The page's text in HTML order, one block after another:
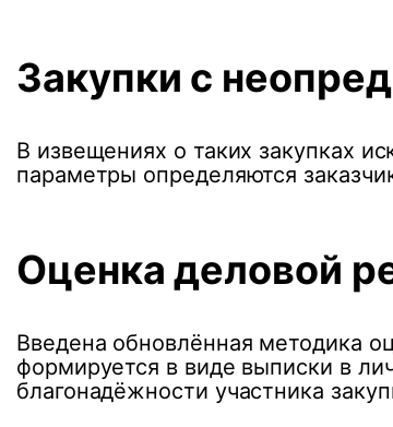
Закупки с
В извещениях о таких закупках
параметры определяются
Оценка деловой
Введена обновлённая методика
формируется в виде выписки в
благонадёжности участника